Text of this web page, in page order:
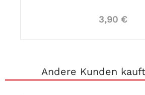
3,90 €
Andere Kunden